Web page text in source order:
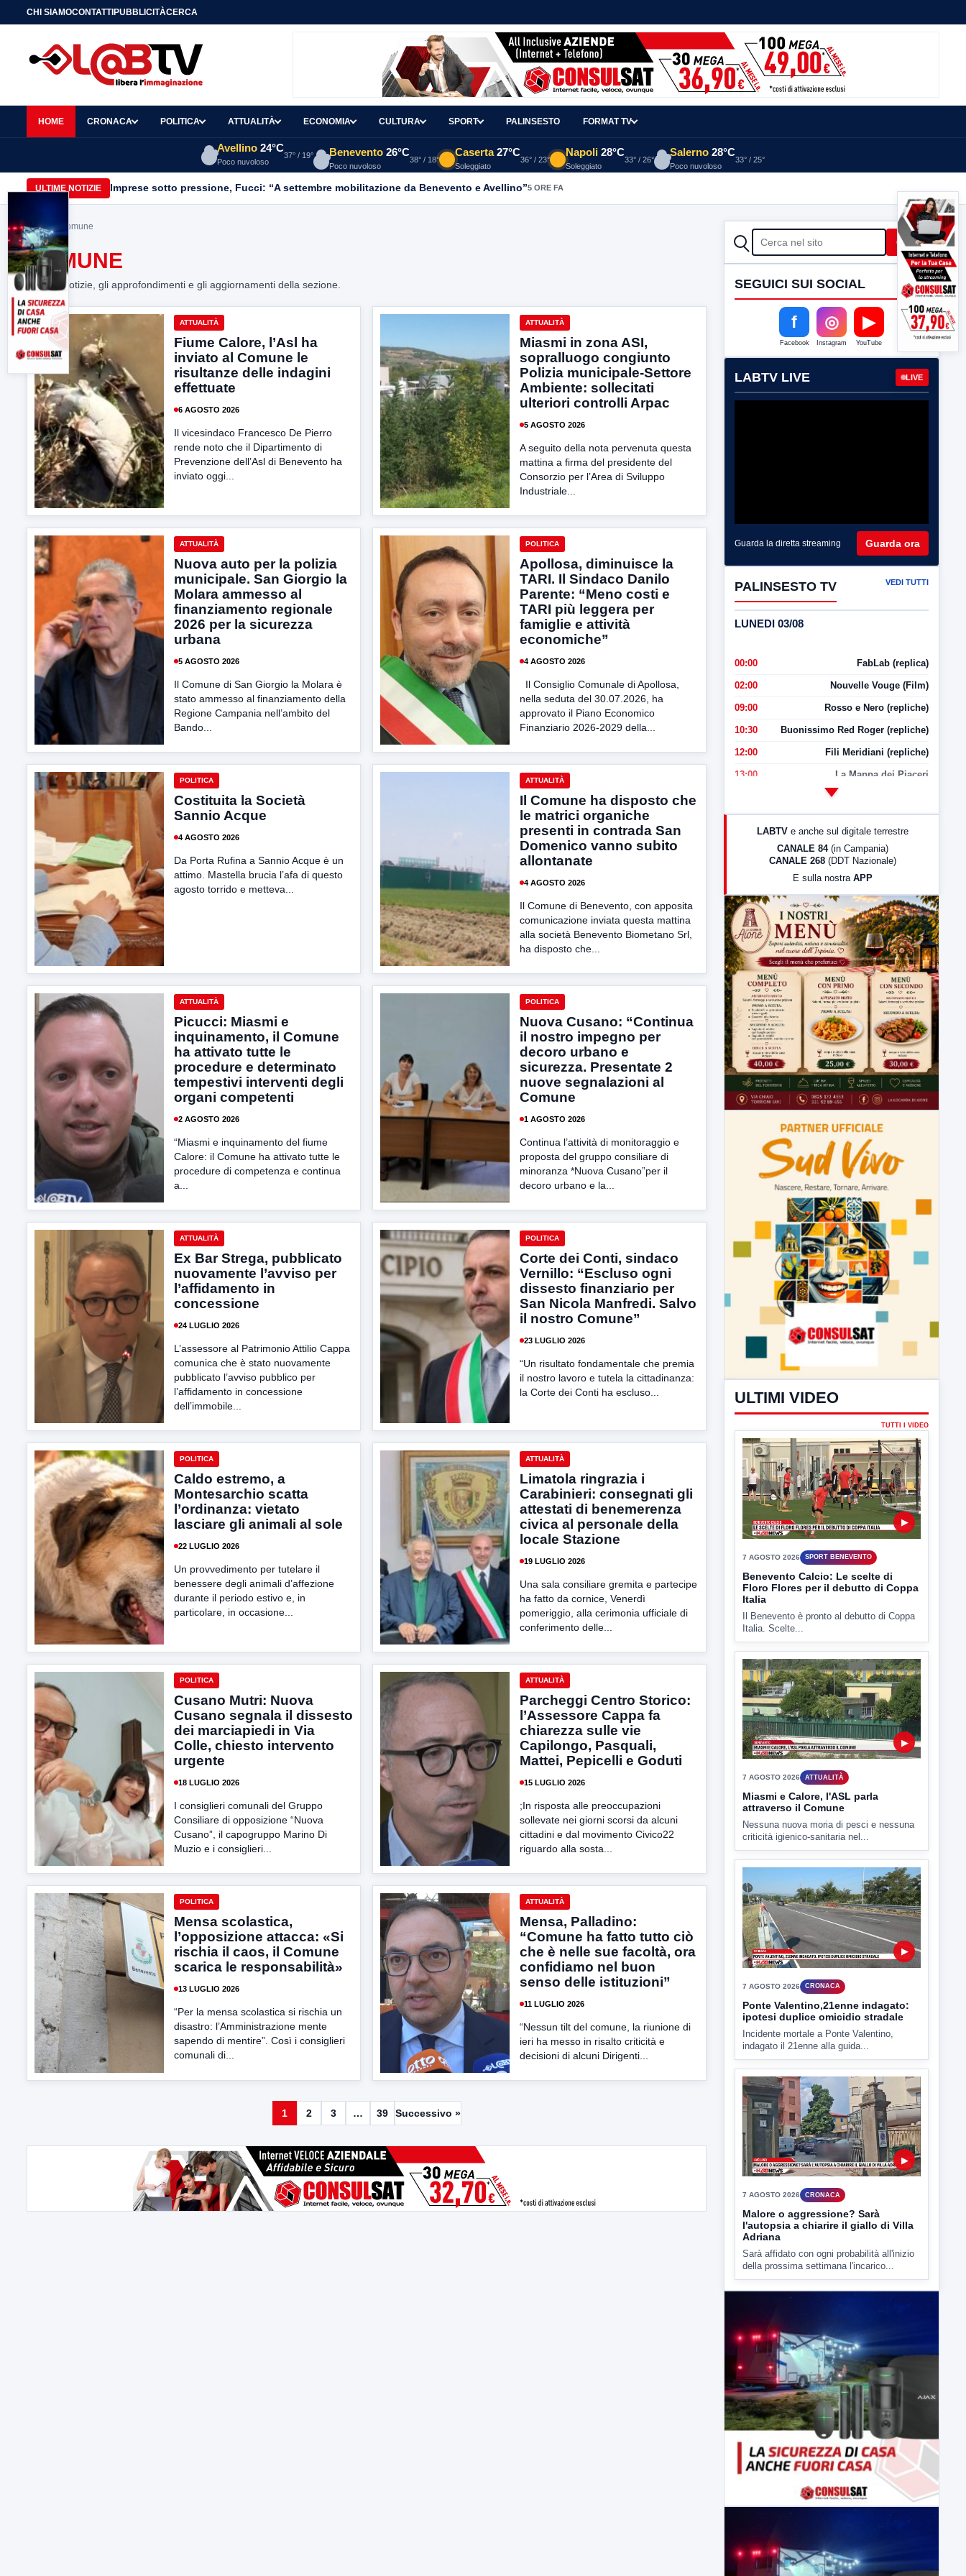
CHI SIAMOCONTATTIPUBBLICITÀCERCA
HOME CRONACA POLITICA ATTUALITÀ ECONOMIA CULTURA SPORT PALINSESTO FORMAT TV
Avellino 24°C
Poco nuvoloso
37° / 19° Benevento 26°C
Poco nuvoloso
38° / 18°
Caserta 27°C
Soleggiato
36° / 23°
Napoli 28°C
Soleggiato
33° / 26°
Salerno 28°C
Poco nuvoloso
33° / 25°
ULTIME NOTIZIE Imprese sotto pressione, Fucci: “A settembre mobilitazione da Benevento e Avellino”5 ORE FA
Home> Comune
COMUNE
Tutte le notizie, gli approfondimenti e gli aggiornamenti della sezione.
ATTUALITÀ
Fiume Calore, l’Asl ha
inviato al Comune le
risultanze delle indagini
effettuate
6 AGOSTO 2026
Il vicesindaco Francesco De Pierro
rende noto che il Dipartimento di
Prevenzione dell’Asl di Benevento ha
inviato oggi...
ATTUALITÀ
Miasmi in zona ASI,
sopralluogo congiunto
Polizia municipale-Settore
Ambiente: sollecitati
ulteriori controlli Arpac
5 AGOSTO 2026
A seguito della nota pervenuta questa
mattina a firma del presidente del
Consorzio per l’Area di Sviluppo
Industriale...
ATTUALITÀ
Nuova auto per la polizia
municipale. San Giorgio la
Molara ammesso al
finanziamento regionale
2026 per la sicurezza
urbana
5 AGOSTO 2026
Il Comune di San Giorgio la Molara è
stato ammesso al finanziamento della
Regione Campania nell’ambito del
Bando...
POLITICA
Apollosa, diminuisce la
TARI. Il Sindaco Danilo
Parente: “Meno costi e
TARI più leggera per
famiglie e attività
economiche”
4 AGOSTO 2026
Il Consiglio Comunale di Apollosa,
nella seduta del 30.07.2026, ha
approvato il Piano Economico
Finanziario 2026-2029 della...
POLITICA
Costituita la Società
Sannio Acque
4 AGOSTO 2026
Da Porta Rufina a Sannio Acque è un
attimo. Mastella brucia l’afa di questo
agosto torrido e metteva...
ATTUALITÀ
Il Comune ha disposto che
le matrici organiche
presenti in contrada San
Domenico vanno subito
allontanate
4 AGOSTO 2026
Il Comune di Benevento, con apposita
comunicazione inviata questa mattina
alla società Benevento Biometano Srl,
ha disposto che...
ATTUALITÀ
Picucci: Miasmi e
inquinamento, il Comune
ha attivato tutte le
procedure e determinato
tempestivi interventi degli
organi competenti
2 AGOSTO 2026
“Miasmi e inquinamento del fiume
Calore: il Comune ha attivato tutte le
procedure di competenza e continua
a...
POLITICA
Nuova Cusano: “Continua
il nostro impegno per
decoro urbano e
sicurezza. Presentate 2
nuove segnalazioni al
Comune
1 AGOSTO 2026
Continua l’attività di monitoraggio e
proposta del gruppo consiliare di
minoranza *Nuova Cusano”per il
decoro urbano e la...
ATTUALITÀ
Ex Bar Strega, pubblicato
nuovamente l’avviso per
l’affidamento in
concessione
24 LUGLIO 2026
L’assessore al Patrimonio Attilio Cappa
comunica che è stato nuovamente
pubblicato l’avviso pubblico per
l’affidamento in concessione
dell’immobile...
POLITICA
Corte dei Conti, sindaco
Vernillo: “Escluso ogni
dissesto finanziario per
San Nicola Manfredi. Salvo
il nostro Comune”
23 LUGLIO 2026
“Un risultato fondamentale che premia
il nostro lavoro e tutela la cittadinanza:
la Corte dei Conti ha escluso...
POLITICA
Caldo estremo, a
Montesarchio scatta
l’ordinanza: vietato
lasciare gli animali al sole
22 LUGLIO 2026
Un provvedimento per tutelare il
benessere degli animali d’affezione
durante il periodo estivo e, in
particolare, in occasione...
ATTUALITÀ
Limatola ringrazia i
Carabinieri: consegnati gli
attestati di benemerenza
civica al personale della
locale Stazione
19 LUGLIO 2026
Una sala consiliare gremita e partecipe
ha fatto da cornice, Venerdì
pomeriggio, alla cerimonia ufficiale di
conferimento delle...
POLITICA
Cusano Mutri: Nuova
Cusano segnala il dissesto
dei marciapiedi in Via
Colle, chiesto intervento
urgente
18 LUGLIO 2026
I consiglieri comunali del Gruppo
Consiliare di opposizione “Nuova
Cusano”, il capogruppo Marino Di
Muzio e i consiglieri...
ATTUALITÀ
Parcheggi Centro Storico:
l’Assessore Cappa fa
chiarezza sulle vie
Capilongo, Pasquali,
Mattei, Pepicelli e Goduti
15 LUGLIO 2026
;In risposta alle preoccupazioni
sollevate nei giorni scorsi da alcuni
cittadini e dal movimento Civico22
riguardo alla sosta...
POLITICA
Mensa scolastica,
l’opposizione attacca: «Si
rischia il caos, il Comune
scarica le responsabilità»
13 LUGLIO 2026
“Per la mensa scolastica si rischia un
disastro: l’Amministrazione mente
sapendo di mentire”. Così i consiglieri
comunali di...
ATTUALITÀ
Mensa, Palladino:
“Comune ha fatto tutto ciò
che è nelle sue facoltà, ora
confidiamo nel buon
senso delle istituzioni”
11 LUGLIO 2026
“Nessun tilt del comune, la riunione di
ieri ha messo in risalto criticità e
decisioni di alcuni Dirigenti...
1 2 3 … 39 Successivo »
CERCA Cerca
SEGUICI SUI SOCIAL
f
Facebook
◎
Instagram
▶
YouTube
LABTV LIVE LIVE
Guarda la diretta streaming Guarda ora
PALINSESTO TV VEDI TUTTI
LUNEDI 03/08
00:00 FabLab (replica)
02:00 Nouvelle Vouge (Film)
09:00 Rosso e Nero (repliche)
10:30 Buonissimo Red Roger (repliche)
12:00 Fili Meridiani (repliche)
13:00 La Mappa dei Piaceri
LabNews (Diretta)
23:00 LabNews (replica)
LABTV e anche sul digitale terrestre
CANALE 84 (in Campania)
CANALE 268 (DDT Nazionale)
E sulla nostra APP
ULTIMI VIDEO
TUTTI I VIDEO
▶
7 AGOSTO 2026 SPORT BENEVENTO
Benevento Calcio: Le scelte di
Floro Flores per il debutto di Coppa
Italia
Il Benevento è pronto al debutto di Coppa
Italia. Scelte...
▶
7 AGOSTO 2026 ATTUALITÀ
Miasmi e Calore, l'ASL parla
attraverso il Comune
Nessuna nuova moria di pesci e nessuna
criticità igienico-sanitaria nel...
▶
7 AGOSTO 2026 CRONACA
Ponte Valentino,21enne indagato:
ipotesi duplice omicidio stradale
Incidente mortale a Ponte Valentino,
indagato il 21enne alla guida...
▶
7 AGOSTO 2026 CRONACA
Malore o aggressione? Sarà
l'autopsia a chiarire il giallo di Villa
Adriana
Sarà affidato con ogni probabilità all'inizio
della prossima settimana l'incarico...